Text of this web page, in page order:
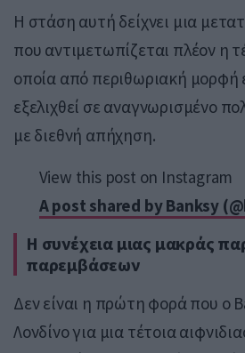
Η στάση αυτή δείχνει μια
που αντιμετωπίζεται πλέον η
οποία από περιθωριακή μορφή
εξελιχθεί σε αναγνωρισμένο
με διεθνή απήχηση.
View this post on Instagram
A post shared by Banksy
Η συνέχεια μιας μακράς
παρεμβάσεων
Δεν είναι η πρώτη φορά που ο
Λονδίνο για μια τέτοια